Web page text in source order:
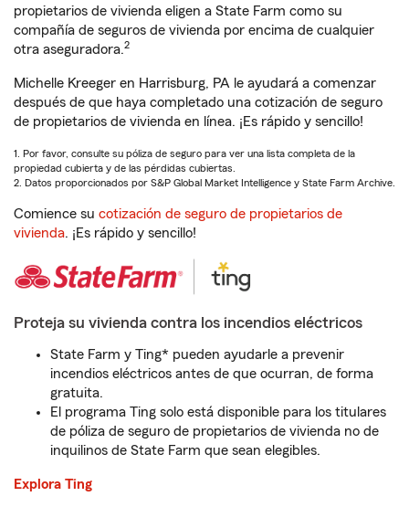
propietarios de vivienda eligen a State Farm como su
compañía de seguros de vivienda por encima de cualquier
otra aseguradora.2
Michelle Kreeger en Harrisburg, PA le ayudará a comenzar
después de que haya completado una cotización de seguro
de propietarios de vivienda en línea. ¡Es rápido y sencillo!
1. Por favor, consulte su póliza de seguro para ver una lista completa de la
propiedad cubierta y de las pérdidas cubiertas.
2. Datos proporcionados por S&P Global Market Intelligence y State Farm Archive.
Comience su cotización de seguro de propietarios de
vivienda. ¡Es rápido y sencillo!
Proteja su vivienda contra los incendios eléctricos
State Farm y Ting* pueden ayudarle a prevenir
incendios eléctricos antes de que ocurran, de forma
gratuita.
El programa Ting solo está disponible para los titulares
de póliza de seguro de propietarios de vivienda no de
inquilinos de State Farm que sean elegibles.
Explora Ting